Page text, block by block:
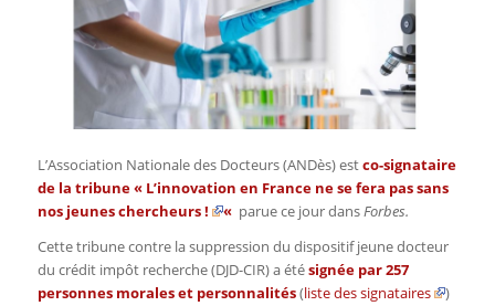
L’Association Nationale des Docteurs (ANDès) estco-signataire
de la tribune « L’innovation en France ne se fera pas sans
nos jeunes chercheurs !
« parue ce jour dans Forbes.
Cette tribune contre la suppression du dispositif jeune docteur
du crédit impôt recherche (DJD-CIR) a étésignée par 257
personnes morales et personnalités(liste des signataires
)